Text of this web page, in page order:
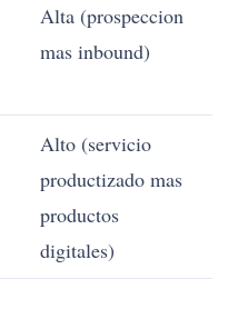
Alta (prospeccion
mas inbound)
Alto (servicio
productizado mas
productos
digitales)